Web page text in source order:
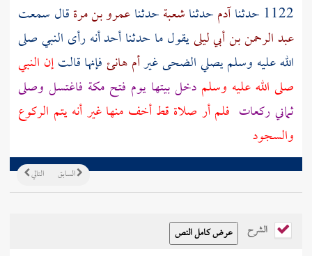
1122 حدثنا آدمحدثناشعبةحدثناعمرو بن مرةقال سمعت
عبد الرحمن بن أبي ليلىيقول ما حدثنا أحد أنه رأى النبي صلى
الله عليه وسلم يصلي الضحى غيرأم هانئفإنها قالتإن النبي
صلى الله عليه وسلمدخل بيتها يوم فتح مكة فاغتسل وصلى
ثماني ركعات فلم أر صلاة قط أخف منها غير أنه يتم الركوع
والسجود
التالي السابق
الشرح